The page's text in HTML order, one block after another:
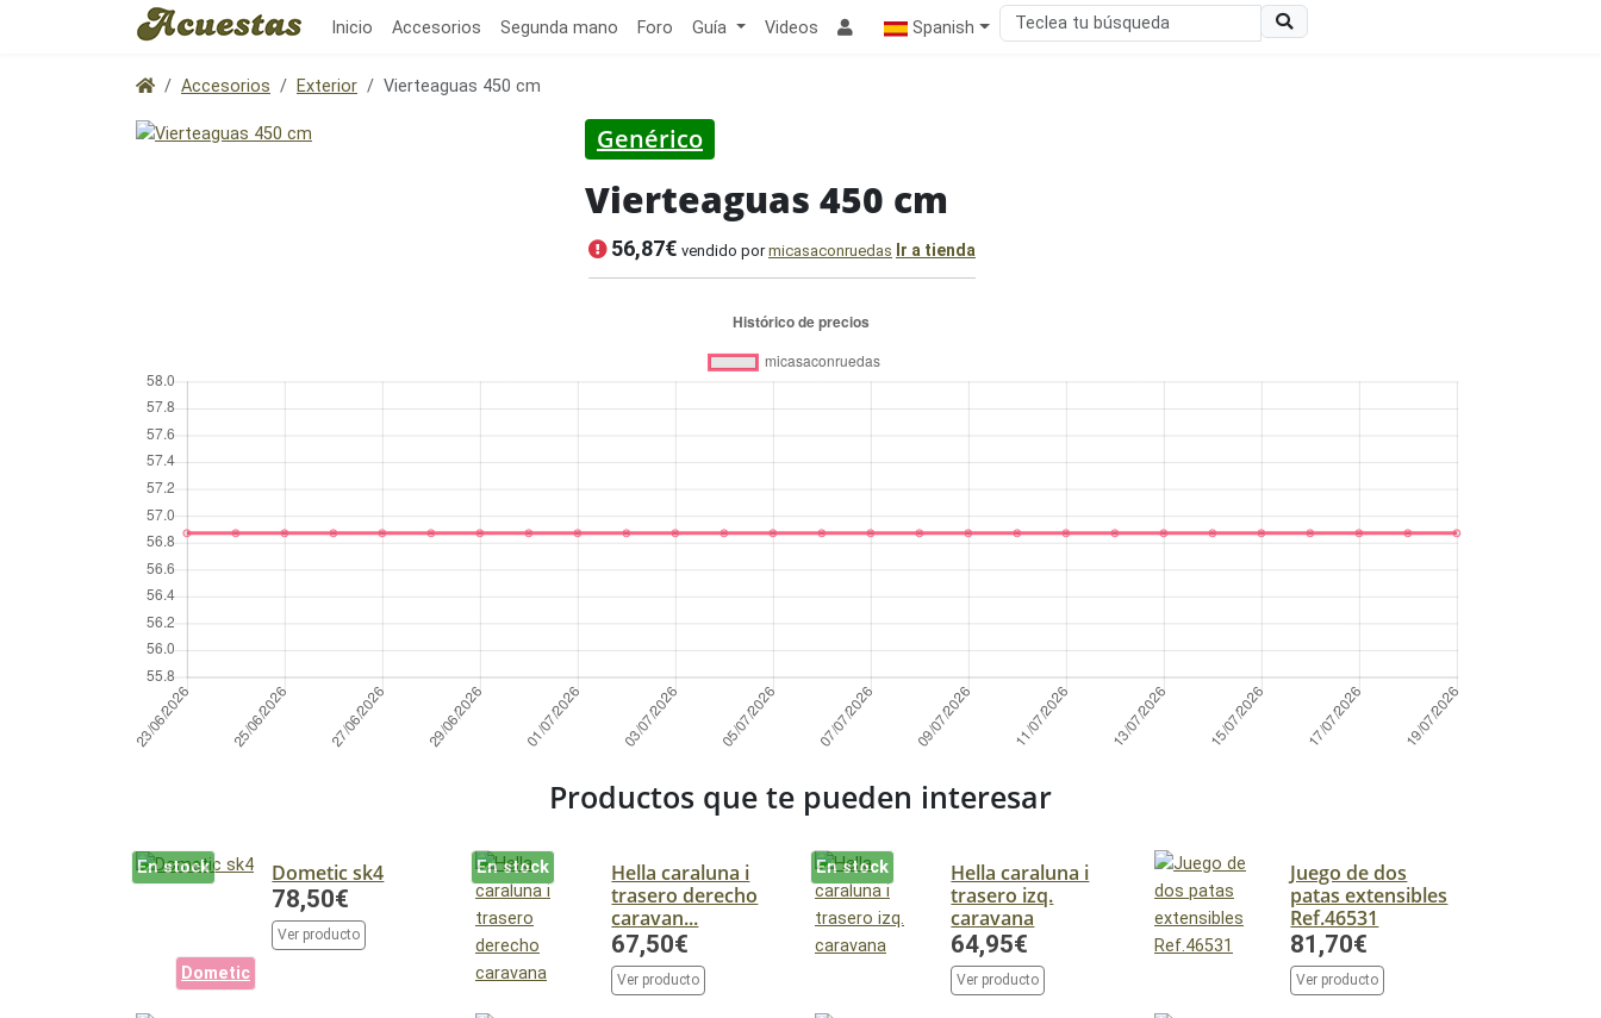
Inicio Accesorios Segunda mano Foro Guía Videos Spanish
Accesorios Exterior Vierteaguas 450 cm
Genérico
Vierteaguas 450 cm
56,87€ vendido pormicasaconruedas Ir a tienda
Productos que te pueden interesar
En stock
Dometic
Dometic sk4
78,50€
Ver producto
En stock
Hella caraluna i
trasero derecho
caravan...
67,50€
Ver producto
En stock
Hella caraluna i
trasero izq.
caravana
64,95€
Ver producto
Juego de dos
patas extensibles
Ref.46531
81,70€
Ver producto